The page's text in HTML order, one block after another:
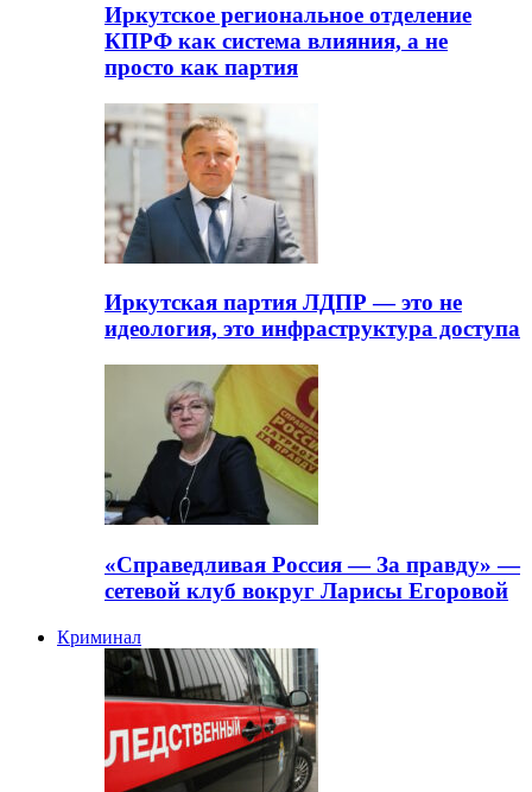
Иркутское региональное отделение
КПРФ как система влияния, а не
просто как партия
Иркутская партия ЛДПР — это не
идеология, это инфраструктура доступа
«Справедливая Россия — За правду» —
сетевой клуб вокруг Ларисы Егоровой
Криминал